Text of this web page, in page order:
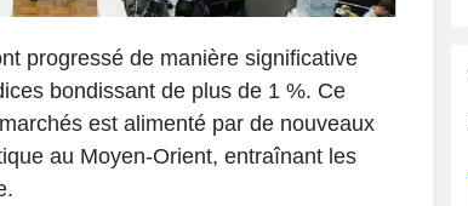
progressé de manière significative
bondissant de plus de 1 %. Ce
est alimenté par de nouveaux
au Moyen-Orient, entraînant les